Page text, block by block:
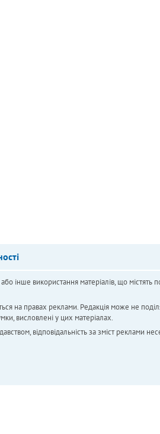
інше використання матеріалів, що містять
на правах реклами. Редакція може не
висловлені у цих матеріалах.
відповідальність за зміст реклами